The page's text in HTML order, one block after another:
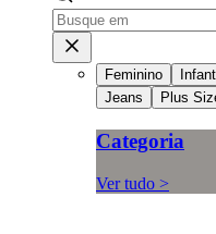
Feminino
Jeans
Plus
Categoria
Ver tudo >